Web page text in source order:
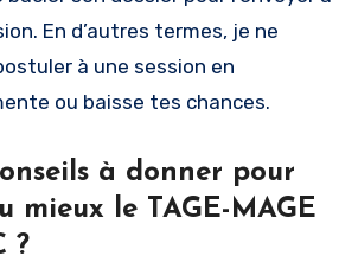
En d’autres termes, je ne
à une session en
ou baisse tes chances.
à donner pour
mieux le TAGE-MAGE
?